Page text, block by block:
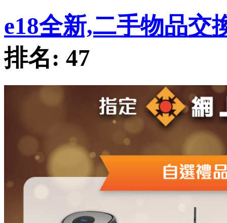
e18全新,二手物品交
排名: 47